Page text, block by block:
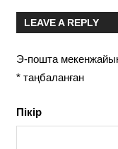
LEAVE A REPLY
Э-пошта
*таңбаланған
Пікір